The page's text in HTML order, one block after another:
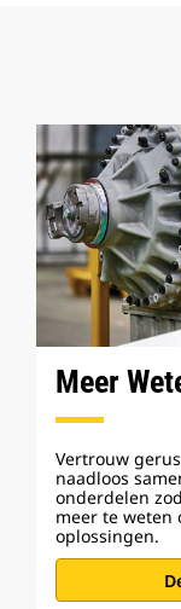
Meer
Vertrouw
naadloos
onderdelen
meer te weten
oplossingen.